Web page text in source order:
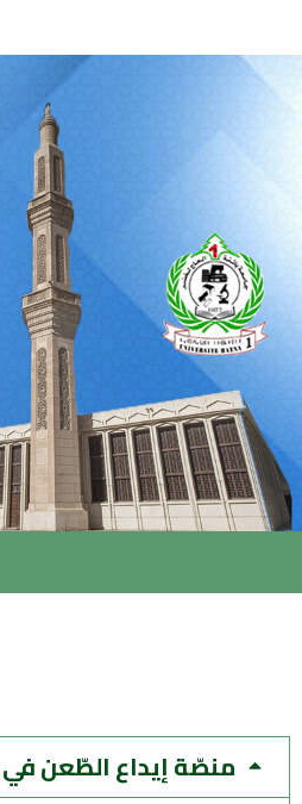
منصّة إيداع الطّعن